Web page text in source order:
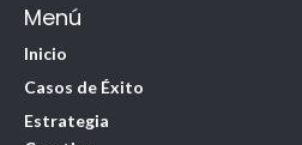
Menú
Inicio
Casos de Éxito
Estrategia